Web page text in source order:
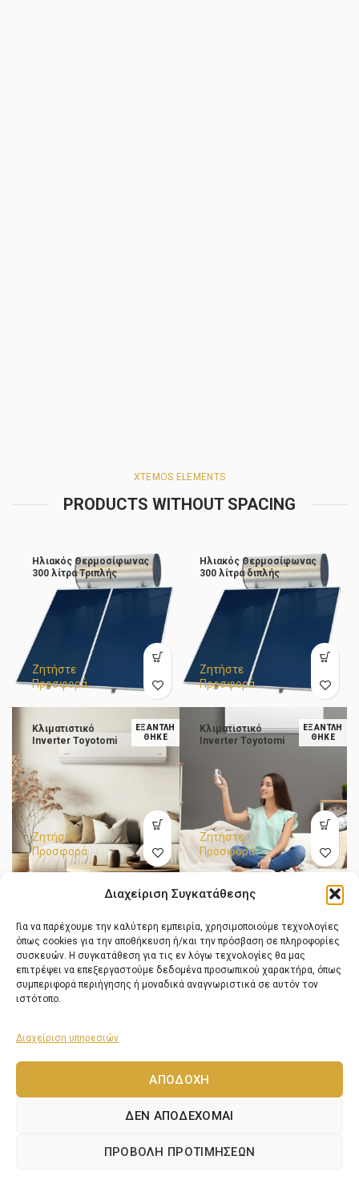
Διαχείριση Συγκατάθεσης
Για να παρέχουμε την καλύτερη εμπειρία, χρησιμοποιούμε τεχνολογίες
όπως cookies για την αποθήκευση ή/και την πρόσβαση σε πληροφορίες
συσκευών. Η συγκατάθεση για τις εν λόγω τεχνολογίες θα μας
επιτρέψει να επεξεργαστούμε δεδομένα προσωπικού χαρακτήρα, όπως
συμπεριφορά περιήγησης ή μοναδικά αναγνωριστικά σε αυτόν τον
ιστότοπο.
Διαχείριση υπηρεσιών
ΑΠΟΔΟΧΉ
ΔΕΝ ΑΠΟΔΈΧΟΜΑΙ
ΠΡΟΒΟΛΉ ΠΡΟΤΙΜΉΣΕΩΝ
XTEMOS ELEMENTS
PRODUCTS WITHOUT SPACING
Ηλιακός Θερμοσίφωνας
300 λίτρα Τριπλής
Ενέργειας Glass
Επιλεκτικός 4m²
Ζητήστε
Προσφορά
Ηλιακός Θερμοσίφωνας
300 λίτρα διπλής
Ενέργειας Glass
Επιλεκτικός 4m²
Ζητήστε
Προσφορά
ΕΞΑΝΤΛΉ
ΘΗΚΕ
Κλιματιστικό
Ιnverter Toyotomi
Gosai GTN/GTG-
24CMW 24.000
BTU/h
Ζητήστε
Προσφορά
ΕΞΑΝΤΛΉ
ΘΗΚΕ
Κλιματιστικό
Ιnverter Toyotomi
Κλιματιστικό 18.000
BTU/h
Ζητήστε
Προσφορά
ΕΞΑΝΤΛΉ
Gosai GTN/GTG-
12CMW
Κλιματιστικό 12.000
BTU/h
Ζητήστε
ΕΞΑΝΤΛΉ
ΘΗΚΕ
Κλιματιστικό
Gosai GTN/GTG-
09CMW
Κλιματιστικό 9.000
BTU/h